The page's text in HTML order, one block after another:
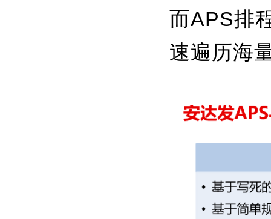
而APS排
速遍历海